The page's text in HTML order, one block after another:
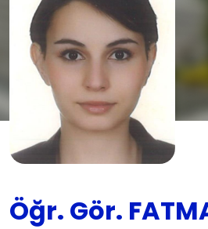
Öğr. Gör.